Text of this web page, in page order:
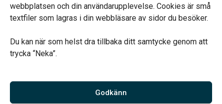
webbplatsen och din användarupplevelse. Cookies är små
textfiler som lagras i din webbläsare av sidor du besöker.
Du kan när som helst dra tillbaka ditt samtycke genom att
trycka “Neka”.
Godkänn
Vårt systerbolag Verahill hjälper dig med familjejuridiken –